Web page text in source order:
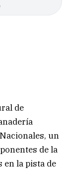
de
un
de la
en la pista de